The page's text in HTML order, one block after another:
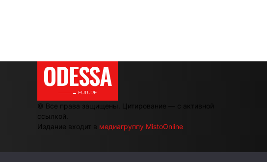
ODESSA
———→ FUTURE
© Все права защищены. Цитирование — с активной
ссылкой.
Издание входит в медиагруппу MistoOnline